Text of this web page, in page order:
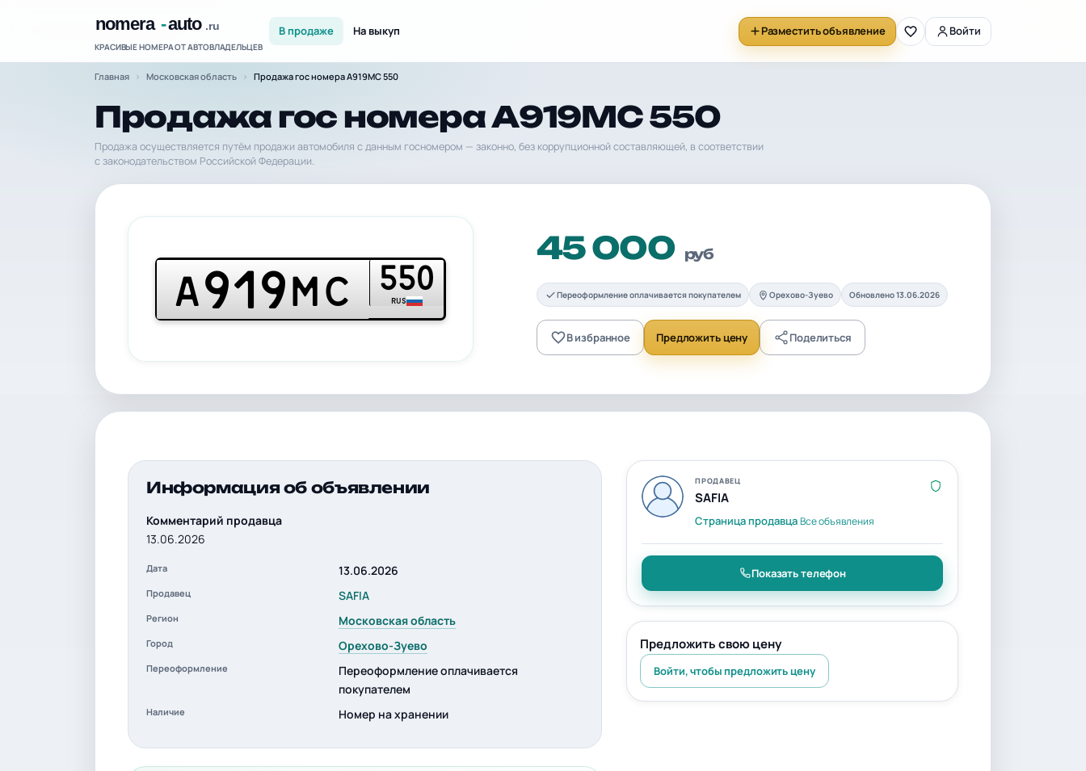
КРАСИВЫЕ НОМЕРА ОТ АВТОВЛАДЕЛЬЦЕВ
В продаже На выкуп Разместить объявление Войти
Главная Московская область Продажа гос номера А919МС 550
Продажа гос номера А919МС 550
Продажа осуществляется путём продажи автомобиля с данным госномером — законно, без коррупционной составляющей, в соответствии
с законодательством Российской Федерации.
А919МС 550
RUS
45 000 руб
Переоформление оплачивается покупателем Орехово-Зуево Обновлено 13.06.2026
В избранное Предложить цену Поделиться
Информация об объявлении
Комментарий продавца
13.06.2026
Дата 13.06.2026
Продавец SAFIA
Регион Московская область
Город Орехово-Зуево
Переоформление
Переоформление оплачивается
покупателем
Наличие Номер на хранении
ПРОДАВЕЦ
SAFIA
Страница продавцаВсе объявления
Показать телефон
Предложить свою цену
Войти, чтобы предложить цену